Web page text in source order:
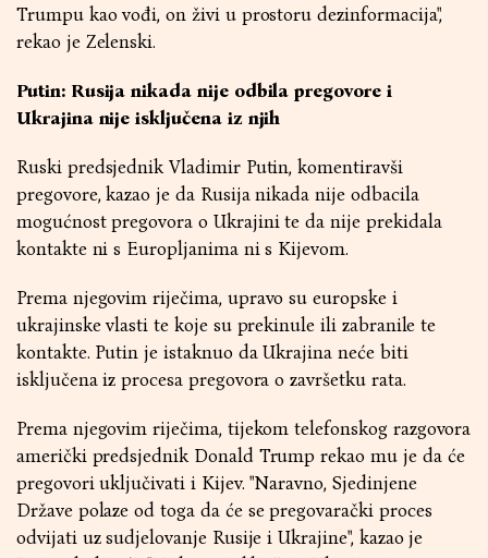
Trumpu kao vođi, on živi u prostoru dezinformacija",
rekao je Zelenski.
Putin: Rusija nikada nije odbila pregovore i
Ukrajina nije isključena iz njih
Ruski predsjednik Vladimir Putin, komentiravši
pregovore, kazao je da Rusija nikada nije odbacila
mogućnost pregovora o Ukrajini te da nije prekidala
kontakte ni s Europljanima ni s Kijevom.
Prema njegovim riječima, upravo su europske i
ukrajinske vlasti te koje su prekinule ili zabranile te
kontakte. Putin je istaknuo da Ukrajina neće biti
isključena iz procesa pregovora o završetku rata.
Prema njegovim riječima, tijekom telefonskog razgovora
američki predsjednik Donald Trump rekao mu je da će
pregovori uključivati i Kijev. "Naravno, Sjedinjene
Države polaze od toga da će se pregovarački proces
odvijati uz sudjelovanje Rusije i Ukrajine", kazao je